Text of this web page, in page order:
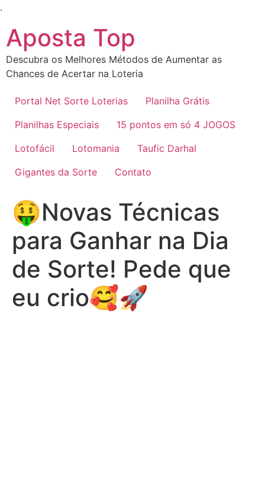
.
conteúdo
Aposta Top
Descubra os Melhores Métodos de Aumentar as
Chances de Acertar na Loteria
Portal Net Sorte Loterias
Planilha Grátis
Planilhas Especiais
15 pontos em só 4 JOGOS
Lotofácil
Lotomania
Taufic Darhal
Gigantes da Sorte
Contato
🤑Novas Técnicas
para Ganhar na Dia
de Sorte! Pede que
eu crio🥰🚀